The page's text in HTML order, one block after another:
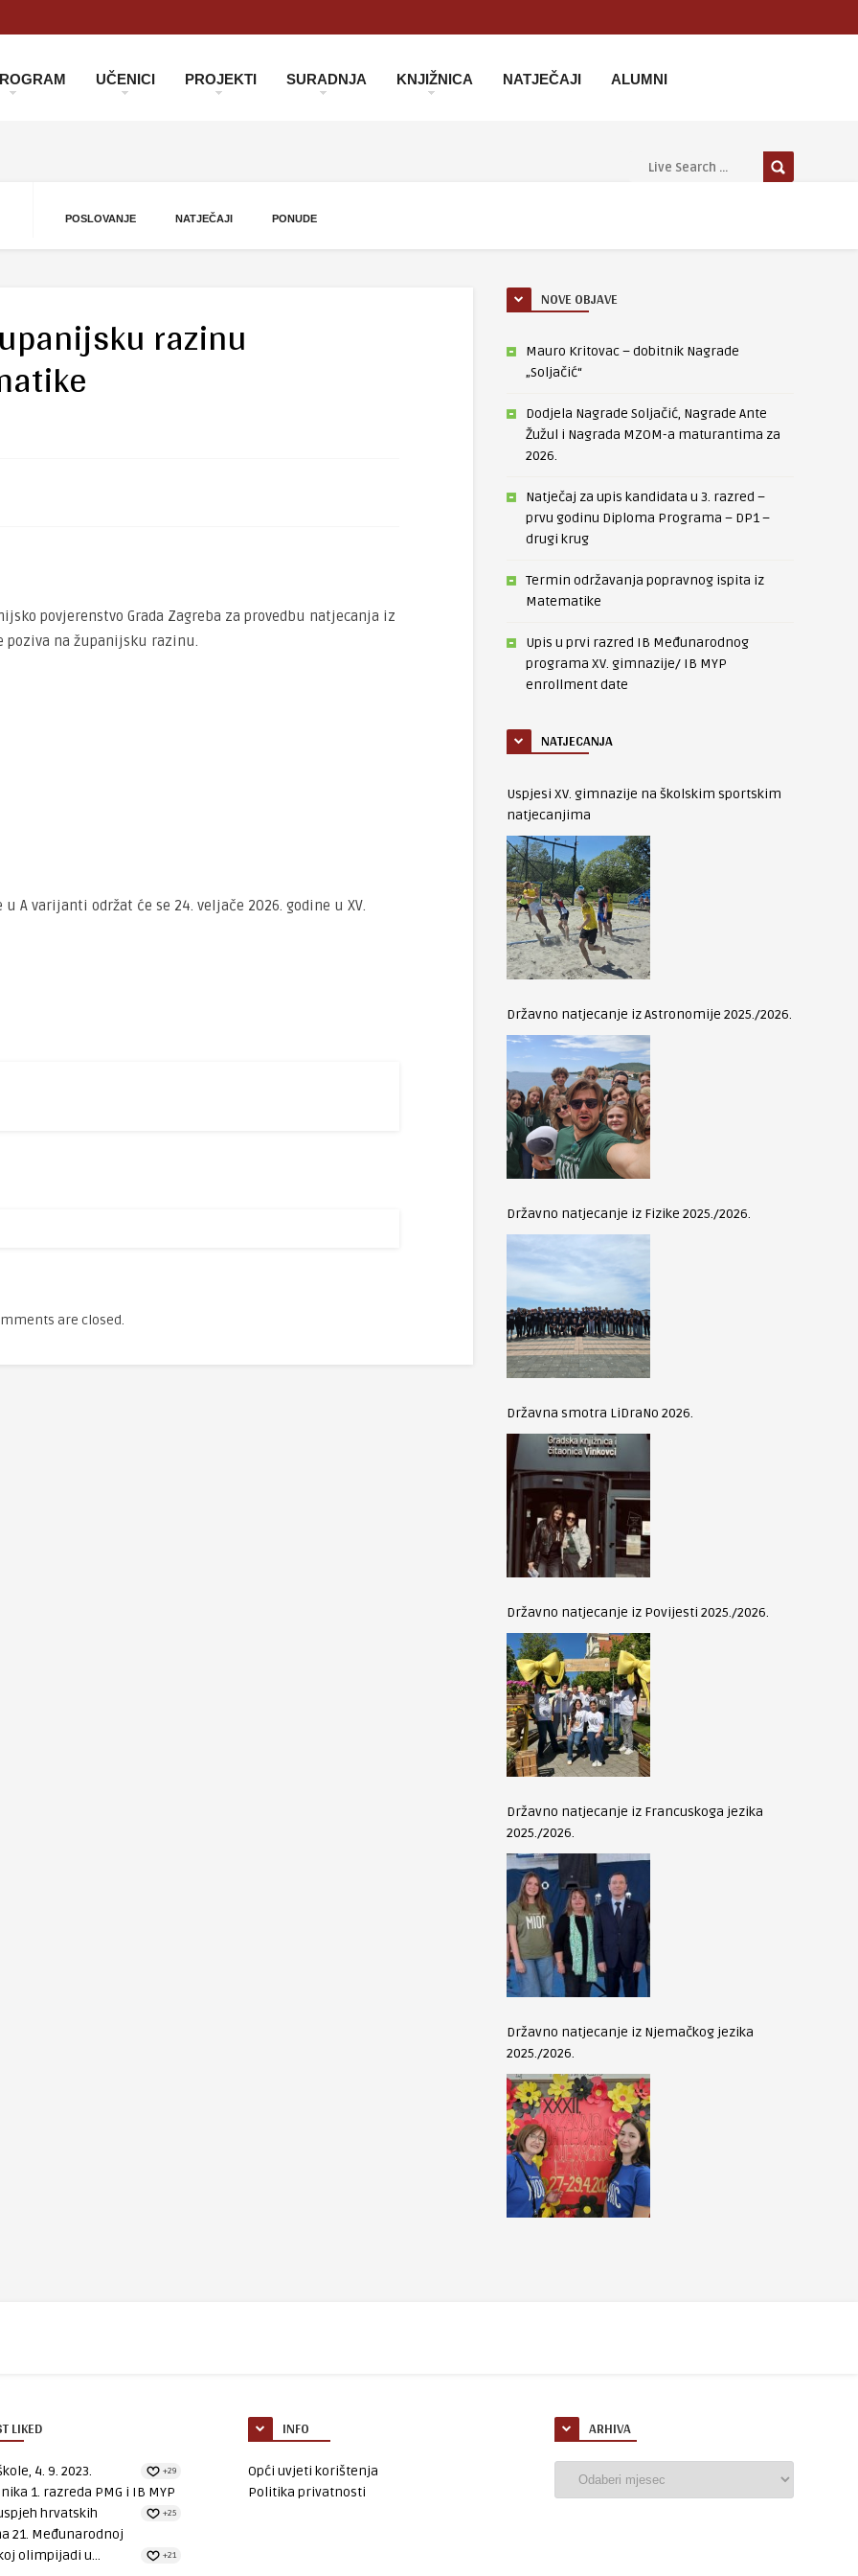
UČENICI PROJEKTI SURADNJA KNJIŽNICA NATJEČAJI ALUMNI
POSLOVANJE NATJEČAJI PONUDE
razinu
povjerenstvo Grada Zagreba za provedbu natjecanja iz
poziva na županijsku razinu.
varijanti održat će se 24. veljače 2026. godine u XV.
are closed.
NOVE OBJAVE
Mauro Kritovac – dobitnik Nagrade
„Soljačić“
Dodjela Nagrade Soljačić, Nagrade Ante
Žužul i Nagrada MZOM-a maturantima za
2026.
Natječaj za upis kandidata u 3. razred –
prvu godinu Diploma Programa – DP1 –
drugi krug
Termin održavanja popravnog ispita iz
Matematike
Upis u prvi razred IB Međunarodnog
programa XV. gimnazije/ IB MYP
enrollment date
NATJECANJA
Uspjesi XV. gimnazije na školskim sportskim
natjecanjima
Državno natjecanje iz Astronomije 2025./2026.
Državno natjecanje iz Fizike 2025./2026.
Državna smotra LiDraNo 2026.
Državno natjecanje iz Povijesti 2025./2026.
Državno natjecanje iz Francuskoga jezika
2025./2026.
Državno natjecanje iz Njemačkog jezika
2025./2026.
LIKED
4. 9. 2023. +29
1. razreda PMG i IB MYP
+25
hrvatskih
21. Međunarodnoj
olimpijadi u...
+21
INFO
Opći uvjeti korištenja
Politika privatnosti
ARHIVA